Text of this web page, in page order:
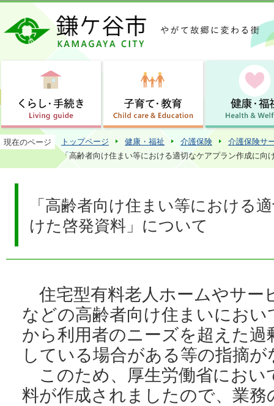
この
現在のページ トップページ 健康・福祉 介護保険
介護保険サ
「高齢者向け住まい等における適切なケアプラン作成に向
「高齢者向け住まい等における
けた啓発資料」について
住宅型有料老人ホームやサー
などの高齢者向け住まいにおい
から利用者のニーズを超えた
している場合がある等の指摘
このため、厚生労働省におい
料が作成されましたので、業